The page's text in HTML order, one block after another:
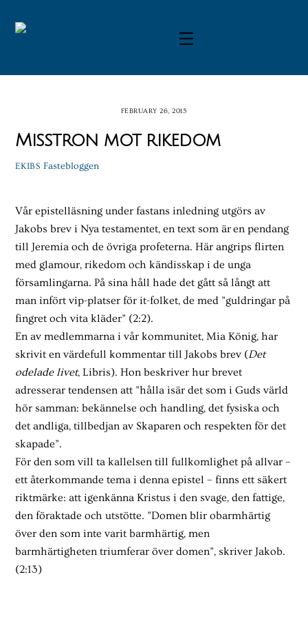
Menu
FEBRUARY 26, 2015
Misstron mot rikedom
EKIBS Fastebloggen
Vår epistelläsning under fastans inledning utgörs av
Jakobs brev i Nya testamentet, en text som är en pendang
till Jeremia och de övriga profeterna. Här angrips flirten
med glamour, rikedom och kändisskap i de unga
församlingarna. På sina håll hade det gått så långt att
man infört vip-platser för it-folket, de med ”guldringar på
fingret och vita kläder” (2:2).
En av medlemmarna i vår kommunitet, Mia König, har
skrivit en värdefull kommentar till Jakobs brev (Det
odelade livet, Libris). Hon beskriver hur brevet
adresserar tendensen att ”hålla isär det som i Guds värld
hör samman: bekännelse och handling, det fysiska och
det andliga, tillbedjan av Skaparen och respekten för det
skapade”.
För den som vill ta kallelsen till fullkomlighet på allvar –
ett återkommande tema i denna epistel – finns ett säkert
riktmärke: att igenkänna Kristus i den svage, den fattige,
den föraktade och utstötte. ”Domen blir obarmhärtig
över den som inte varit barmhärtig, men
barmhärtigheten triumferar över domen”, skriver Jakob.
(2:13)